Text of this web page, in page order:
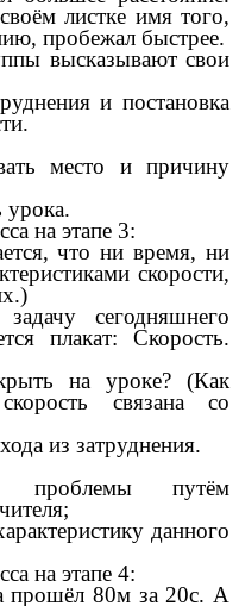
листке имя того,
пробежал быстрее.
высказывают свои
и постановка
место и причину
урока.
на этапе 3:
что ни время, ни
скорости,
сегодняшнего
плакат: Скорость.
на уроке? (Как
связана со
из затруднения.
проблемы путём
данного
на этапе 4:
80м за 20с. А